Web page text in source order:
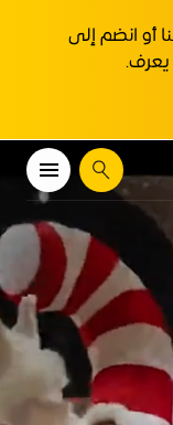
أو انضم إلى
يعرف.
يبحث